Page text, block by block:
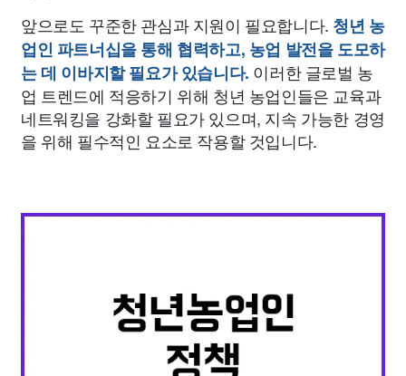
앞으로도 꾸준한 관심과 지원이 필요합니다. 청년 농
업인 파트너십을 통해 협력하고, 농업 발전을 도모하
는 데 이바지할 필요가 있습니다. 이러한 글로벌 농
업 트렌드에 적응하기 위해 청년 농업인들은 교육과
네트워킹을 강화할 필요가 있으며, 지속 가능한 경영
을 위해 필수적인 요소로 작용할 것입니다.